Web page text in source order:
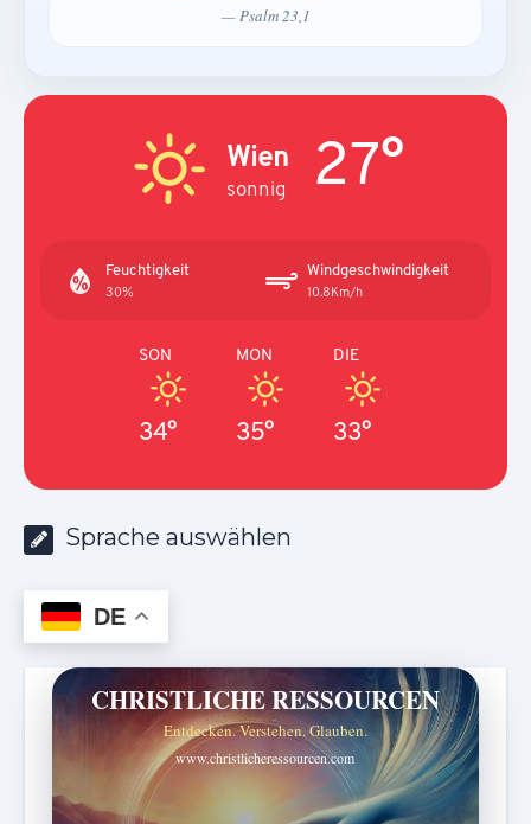
— Psalm 23,1
Wien
sonnig 27°
Feuchtigkeit
30%
Windgeschwindigkeit
10.8Km/h
SON
34°
MON
35°
DIE
33°
Sprache auswählen
DE
CHRISTLICHE RESSOURCEN
Entdecken. Verstehen. Glauben.
www.christlicheressourcen.com